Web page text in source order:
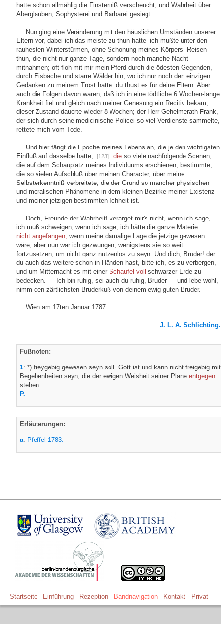
hatte schon allmählig die Finsterniß verscheucht, und Wahrheit über
Aberglauben, Sophysterei und Barbarei gesiegt.
Nun ging eine Veränderung mit den häuslichen Umständen unserer
Eltern vor, dabei ich das meiste zu thun hatte; ich mußte unter den
rauhesten Winterstürmen, ohne Schonung meines Körpers, Reisen
thun, die nicht nur ganze Tage, sondern noch manche Nacht
mitnahmen; oft floh mit mir mein Pferd durch die ödesten Gegenden,
durch Eisbäche und starre Wälder hin, wo ich nur noch den einzigen
Gedanken zu meinem Trost hatte: du thust es für deine Eltern. Aber
auch die Folgen davon waren, daß ich in eine tödtliche 6 Wochen-lange
Krankheit fiel und gleich nach meiner Genesung ein Recitiv bekam;
dieser Zustand dauerte wieder 8 Wochen; der Herr Geheimerath Frank,
der sich durch seine medicinische Policei so viel Verdienste sammelte,
rettete mich vom Tode.
Und hier fängt die Epoche meines Lebens an, die je den wichtigsten
Einfluß auf dasselbe hatte;
[123] die so viele nachfolgende Scenen,
die auf dem Schauplatz meines Individuums erschienen, bestimmte;
die so vielen Aufschluß über meinen Character, über meine
Selbsterkenntniß verbreitete; die der Grund so mancher physischen
und moralischen Phänomene in dem kleinen Bezirke meiner Existenz
und meiner jetzigen bestimmten Ichheit ist.
Doch, Freunde der Wahrheit! verarget mir's nicht, wenn ich sage,
ich muß schweigen; wenn ich sage, ich hätte die ganze Materie
nicht angefangen, wenn meine damalige Lage die jetzige gewesen
wäre; aber nun war ich gezwungen, wenigstens sie so weit
fortzusetzen, um nicht ganz nutzenlos zu seyn. Und dich, Bruder! der
du auch das weitere schon in Händen hast, bitte ich, es zu verbergen,
und um Mitternacht es mit einer Schaufel voll schwarzer Erde zu
bedecken. — Ich bin ruhig, sei auch du ruhig, Bruder — und lebe wohl,
nimm den zärtlichsten Bruderkuß von deinem ewig guten Bruder.
Wien am 17ten Januar 1787.
J. L. A. Schlichting.
Fußnoten:
1: *) freygebig gewesen seyn soll. Gott ist und kann nicht freigebig mit
Begebenheiten seyn, die der ewigen Weisheit seiner Plane entgegen
stehen.
P.
Erläuterungen:
a: Pfeffel 1783.
Startseite Einführung Rezeption Bandnavigation Kontakt Privat